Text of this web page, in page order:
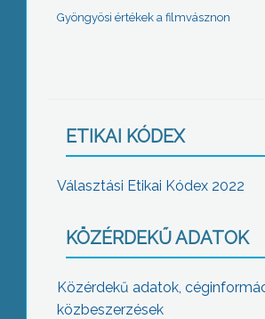
Gyöngyösi értékek a filmvásznon
ETIKAI KÓDEX
Választási Etikai Kódex 2022
KÖZÉRDEKŰ ADATOK
Közérdekű adatok,
közbeszerzések